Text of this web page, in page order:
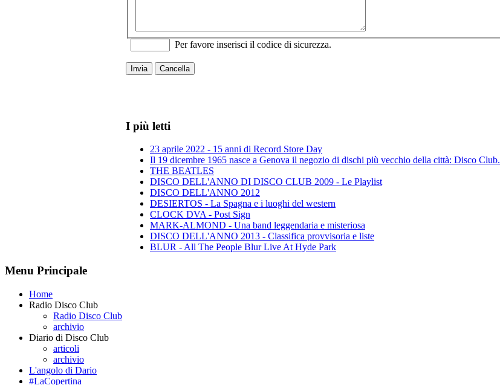
Per favore inserisci il codice di sicurezza.
Invia Cancella
I più letti
23 aprile 2022 - 15 anni di Record Store Day
Il 19 dicembre 1965 nasce a Genova il negozio di dischi più vecchio della città: Disco Club.
THE BEATLES
DISCO DELL'ANNO DI DISCO CLUB 2009 - Le Playlist
DISCO DELL'ANNO 2012
DESIERTOS - La Spagna e i luoghi del western
CLOCK DVA - Post Sign
MARK-ALMOND - Una band leggendaria e misteriosa
DISCO DELL'ANNO 2013 - Classifica provvisoria e liste
BLUR - All The People Blur Live At Hyde Park
Menu Principale
Home
Radio Disco Club
Radio Disco Club
archivio
Diario di Disco Club
articoli
archivio
L'angolo di Dario
#LaCopertina